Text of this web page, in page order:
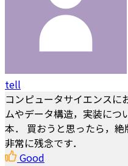
tell
コンピュータサイエンスに
ムやデータ構造，実装につ
本． 買おうと思ったら，
非常に残念です．
Good